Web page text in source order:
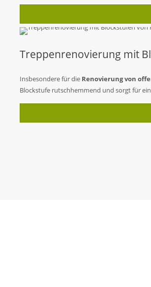
Treppenrenovierung mit
Insbesondere für die Renovierung von
Blockstufe rutschhemmend und sorgt für